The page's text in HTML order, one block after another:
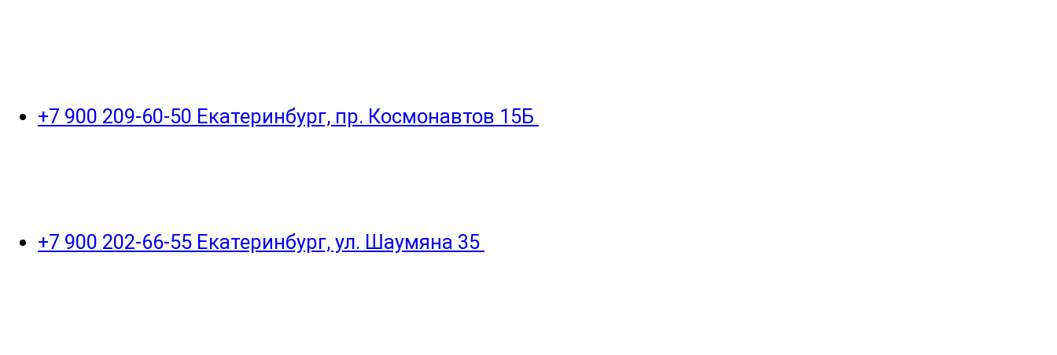
+7 900 209-60-50 Екатеринбург, пр. Космонавтов 15Б
+7 900 202-66-55 Екатеринбург, ул. Шаумяна 35